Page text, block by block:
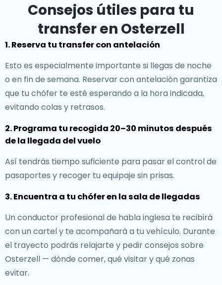
Consejos útiles para tu
transfer en Osterzell
1. Reserva tu transfer con antelación
Esto es especialmente importante si llegas de noche
o en fin de semana. Reservar con antelación garantiza
que tu chófer te esté esperando a la hora indicada,
evitando colas y retrasos.
2. Programa tu recogida 20–30 minutos después
de la llegada del vuelo
Así tendrás tiempo suficiente para pasar el control de
pasaportes y recoger tu equipaje sin prisas.
3. Encuentra a tu chófer en la sala de llegadas
Un conductor profesional de habla inglesa te recibirá
con un cartel y te acompañará a tu vehículo. Durante
el trayecto podrás relajarte y pedir consejos sobre
Osterzell — dónde comer, qué visitar y qué zonas
evitar.